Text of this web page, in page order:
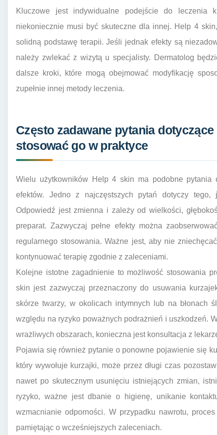
Kluczowe jest indywidualne podejście do leczenia
niekoniecznie musi być skuteczne dla innej. Help 4
solidną podstawę terapii. Jeśli jednak efekty są
należy zwlekać z wizytą u specjalisty. Dermatolog
dalsze kroki, które mogą obejmować modyfikację
zupełnie innej metody leczenia.
Często zadawane pytania
stosować go w praktyce
Wielu użytkowników Help 4 skin ma podobne pytania
efektów. Jedno z najczęstszych pytań dotyczy
Odpowiedź jest zmienna i zależy od wielkości,
preparat. Zazwyczaj pełne efekty można
regularnego stosowania. Ważne jest, aby nie
kontynuować terapię zgodnie z zaleceniami.
Kolejne istotne zagadnienie to możliwość stosowania
skin jest zazwyczaj przeznaczony do usuwania
skórze twarzy, w okolicach intymnych lub na błonach
względu na ryzyko poważnych podrażnień i uszkodzeń.
wrażliwych obszarach, konieczna jest konsultacja z
Pojawia się również pytanie o ponowne pojawienie się
który wywołuje kurzajki, może przez długi czas
nawet po skutecznym usunięciu istniejących zmian,
ryzyko, ważne jest dbanie o higienę, unikanie
wzmacnianie odporności. W przypadku nawrotu,
pamiętając o wcześniejszych zaleceniach.